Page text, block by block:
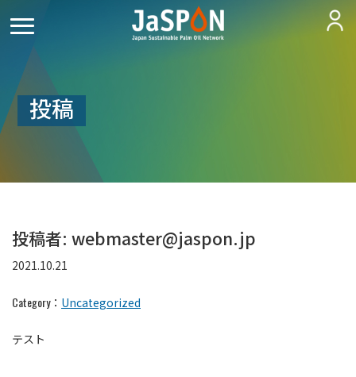
投稿
投稿者: webmaster@jaspon.jp
2021.10.21
Category： Uncategorized
テスト